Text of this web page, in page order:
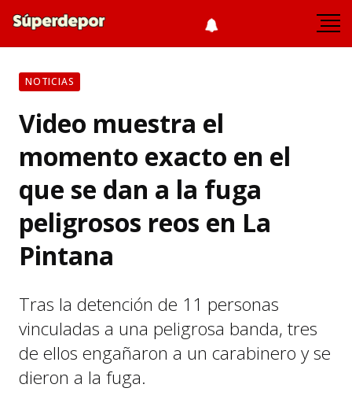
NOTICIAS
Video muestra el
momento exacto en el
que se dan a la fuga
peligrosos reos en La
Pintana
Tras la detención de 11 personas
vinculadas a una peligrosa banda, tres
de ellos engañaron a un carabinero y se
dieron a la fuga.